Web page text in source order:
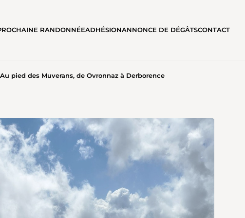
RANDONNÉEADHÉSIONANNONCE DE DÉGÂTSCONTACT
Au pied des Muverans, de Ovronnaz à Derborence